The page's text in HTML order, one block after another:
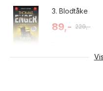
3. Blodtåke
89,- 229,-